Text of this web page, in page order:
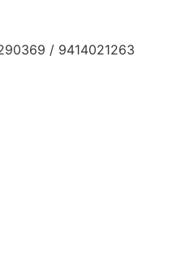
/ 9414021263